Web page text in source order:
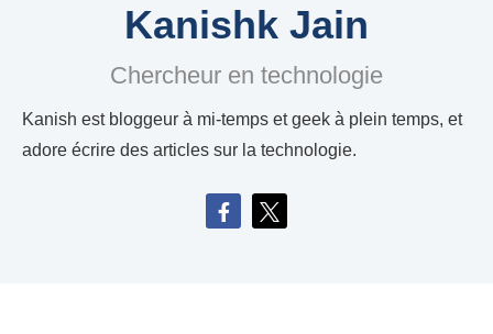
Kanishk Jain
Chercheur en technologie
Kanish est bloggeur à mi-temps et geek à plein temps, et
adore écrire des articles sur la technologie.